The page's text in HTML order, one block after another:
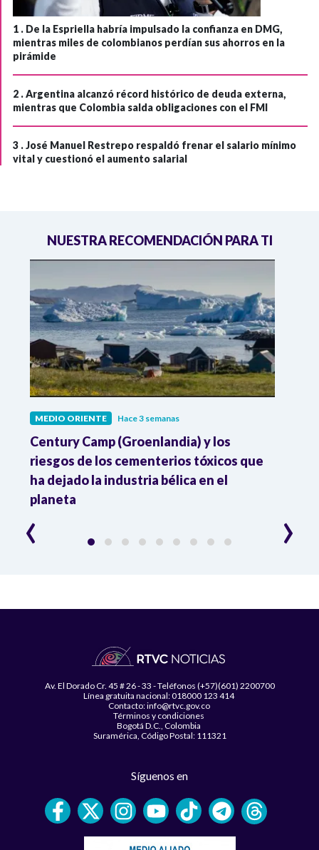
1 . De la Espriella habría impulsado la confianza en DMG,
mientras miles de colombianos perdían sus ahorros en la
pirámide
2 .Argentina alcanzó récord histórico de deuda externa,
mientras que Colombia salda obligaciones con el FMI
3 .José Manuel Restrepo respaldó frenar el salario mínimo
vital y cuestionó el aumento salarial
NUESTRA RECOMENDACIÓN PARA TI
MEDIO ORIENTE Hace 3 semanas
Century Camp (Groenlandia) y los
riesgos de los cementerios tóxicos que
ha dejado la industria bélica en el
planeta
‹ ›
Av. El Dorado Cr. 45 # 26 - 33 - Teléfonos (+57)(601) 2200700
Línea gratuita nacional: 018000 123 414
Contacto: info@rtvc.gov.co
Términos y condiciones
Bogotá D.C., Colombia
Suramérica, Código Postal: 111321
Síguenos en